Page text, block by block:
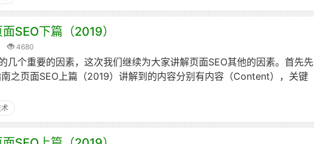
SEO下篇（2019）
4680
几个重要的因素，这次我们继续为大家讲解页面SEO其他的因素。首先先
之页面SEO上篇（2019）讲解到的内容分别有内容（Content），关键
术